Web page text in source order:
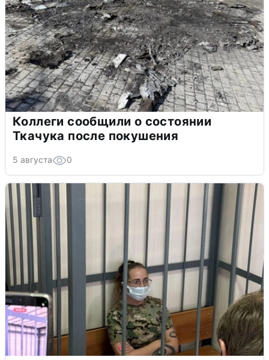
Коллеги сообщили о состоянии
Ткачука после покушения
5 августа 0